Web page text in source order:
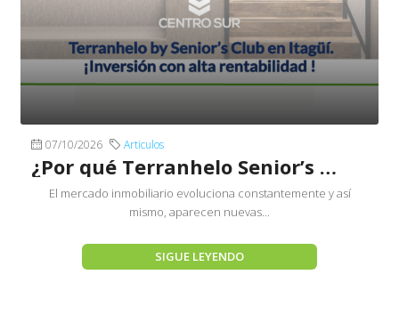
07/10/2026 Articulos
¿Por qué Terranhelo Senior’s Club Itagüí es una inversión rentable?
El mercado inmobiliario evoluciona constantemente y así
mismo, aparecen nuevas...
SIGUE LEYENDO